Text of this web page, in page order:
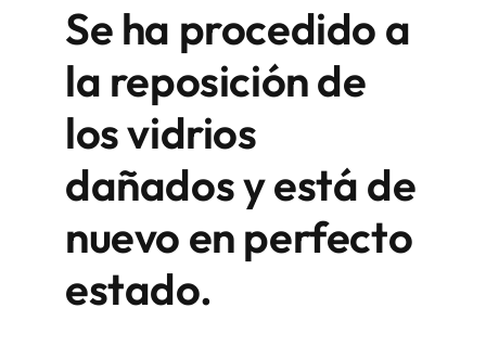
Se ha procedido a
la reposición de
los vidrios
dañados y está de
nuevo en perfecto
estado.